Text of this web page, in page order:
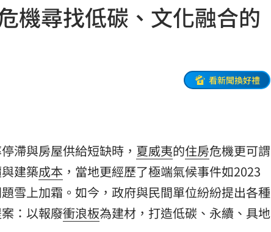
機尋找低碳、文化融合的
看新聞換好禮
滯與房屋供給短缺時， 夏威夷的住房危機更可謂
建築成本 ，當地更經歷了極端氣候事件如2023
雪上加霜。如今，政府與民間單位紛紛提出各種
：以報廢衝浪板為建材，打造低碳、永續、具地